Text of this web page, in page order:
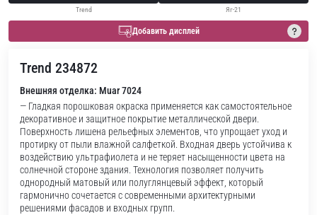
Trend Яг-21
Добавить дисплей
Trend 234872
Внешняя отделка: Muar 7024
— Гладкая порошковая окраска применяется как самостоятельное
декоративное и защитное покрытие металлической двери.
Поверхность лишена рельефных элементов, что упрощает уход и
протирку от пыли влажной салфеткой. Входная дверь устойчива к
воздействию ультрафиолета и не теряет насыщенности цвета на
солнечной стороне здания. Технология позволяет получить
однородный матовый или полуглянцевый эффект, который
гармонично сочетается с современными архитектурными
решениями фасадов и входных групп.